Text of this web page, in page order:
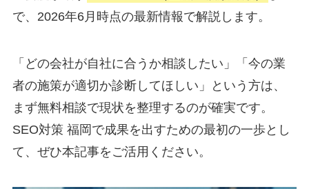
で、2026年6月時点の最新情報で解説します。
「どの会社が自社に合うか相談したい」「今の業
者の施策が適切か診断してほしい」という方は、
まず無料相談で現状を整理するのが確実です。
SEO対策 福岡で成果を出すための最初の一歩とし
て、ぜひ本記事をご活用ください。